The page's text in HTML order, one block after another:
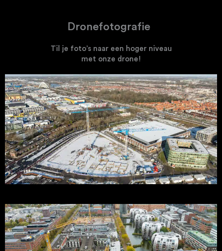
Dronefotografie
Til je foto’s naar een hoger niveau
met onze drone!